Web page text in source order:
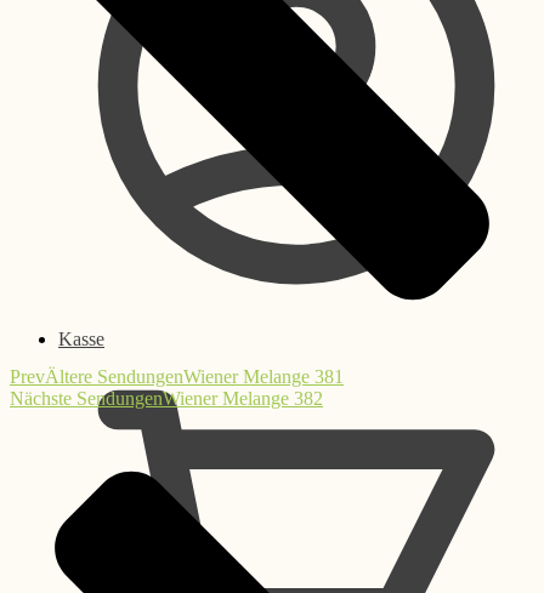
Kasse
PrevÄltere SendungenWiener Melange 381
Nächste SendungenWiener Melange 382